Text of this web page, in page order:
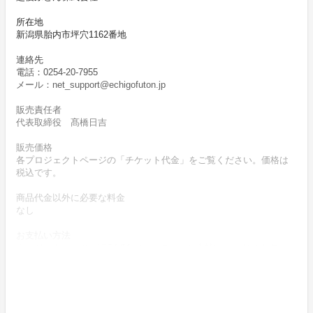
所在地
新潟県胎内市坪穴1162番地
連絡先
電話：0254-20-7955
メール：net_support@echigofuton.jp
販売責任者
代表取締役 髙橋日吉
販売価格
各プロジェクトページの「チケット代金」をご覧ください。価格は
税込です。
商品代金以外に必要な料金
なし